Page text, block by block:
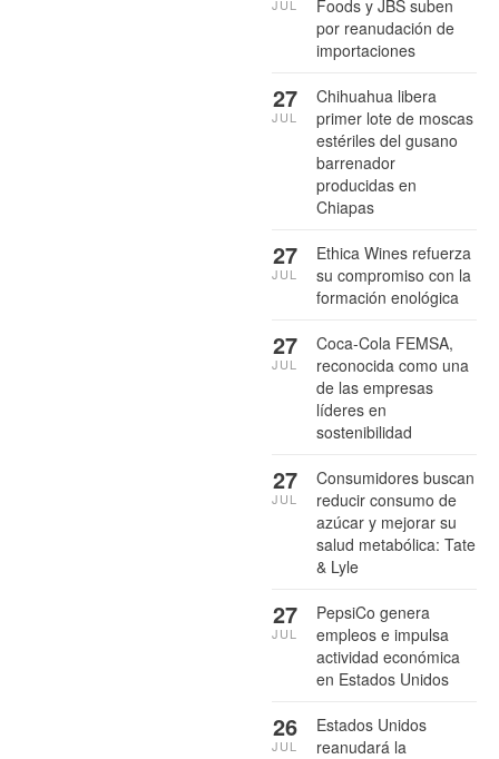
Foods y JBS suben
por reanudación de
importaciones
JUL
Chihuahua libera
primer lote de moscas
estériles del gusano
barrenador
producidas en
Chiapas
27
JUL
Ethica Wines refuerza
su compromiso con la
formación enológica
27
JUL
Coca-Cola FEMSA,
reconocida como una
de las empresas
líderes en
sostenibilidad
27
JUL
Consumidores buscan
reducir consumo de
azúcar y mejorar su
salud metabólica: Tate
& Lyle
27
JUL
PepsiCo genera
empleos e impulsa
actividad económica
en Estados Unidos
27
JUL
Estados Unidos
reanudará la
26
JUL